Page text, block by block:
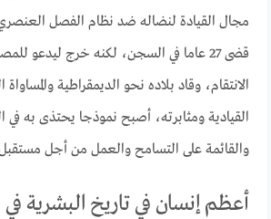
مجال القيادة لنضاله ضد نظام الفصل
قضى 27 عاما في السجن، لكنه خرج ليدعو
الانتقام، وقاد بلاده نحو الديمقراطية والمساواة
القيادية ومثابرته، أصبح نموذجا يحتذى به في
والقائمة على التسامح والعمل من أجل
أعظم إنسان في تاريخ البشرية